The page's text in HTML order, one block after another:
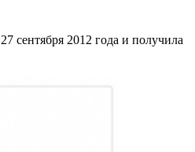
сентября 2012 года и получила